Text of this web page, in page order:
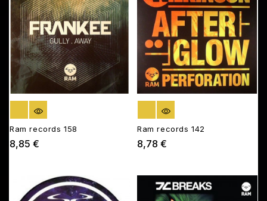
RUPTURE DE STOCK
Ram records 158
8,85 €
RUPTURE DE STOCK
Ram records 142
8,78 €